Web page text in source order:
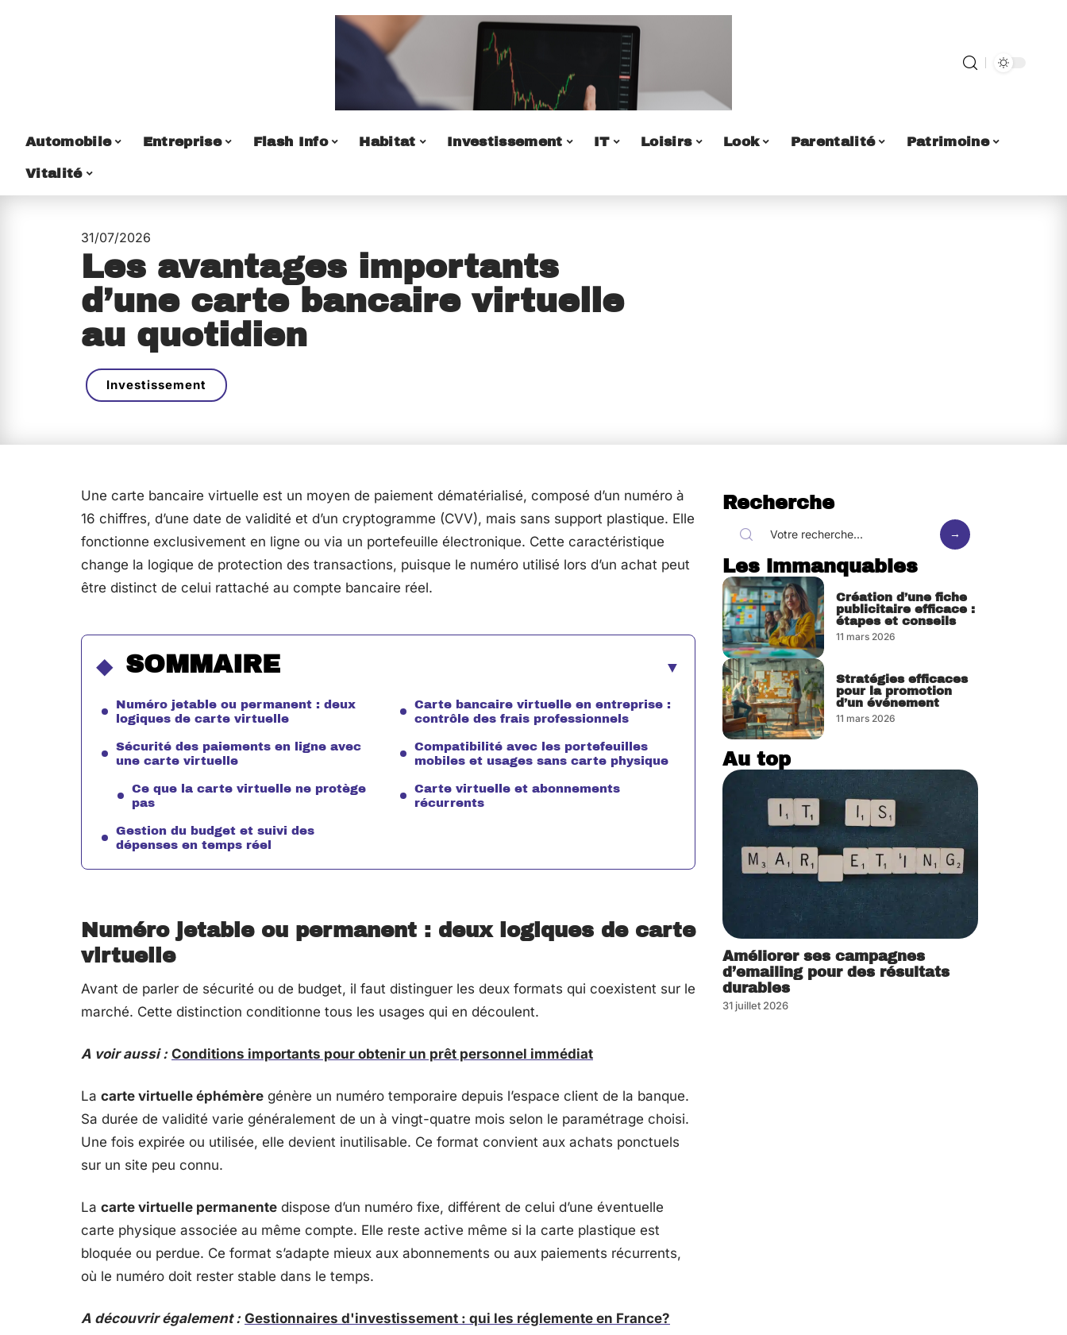
Automobile Entreprise Flash Info Habitat Investissement IT Loisirs Look Parentalité Patrimoine
Vitalité
31/07/2026
Les avantages importants
d’une carte bancaire virtuelle
au quotidien
Investissement
Une carte bancaire virtuelle est un moyen de paiement dématérialisé, composé d’un numéro à
16 chiffres, d’une date de validité et d’un cryptogramme (CVV), mais sans support plastique. Elle
fonctionne exclusivement en ligne ou via un portefeuille électronique. Cette caractéristique
change la logique de protection des transactions, puisque le numéro utilisé lors d’un achat peut
être distinct de celui rattaché au compte bancaire réel.
SOMMAIRE
Numéro jetable ou permanent : deux
logiques de carte virtuelle
Sécurité des paiements en ligne avec
une carte virtuelle
Ce que la carte virtuelle ne protège
pas
Gestion du budget et suivi des
dépenses en temps réel
Carte bancaire virtuelle en entreprise :
contrôle des frais professionnels
Compatibilité avec les portefeuilles
mobiles et usages sans carte physique
Carte virtuelle et abonnements
récurrents
Numéro jetable ou permanent : deux logiques de carte
virtuelle
Avant de parler de sécurité ou de budget, il faut distinguer les deux formats qui coexistent sur le
marché. Cette distinction conditionne tous les usages qui en découlent.
A voir aussi : Conditions importants pour obtenir un prêt personnel immédiat
La carte virtuelle éphémère génère un numéro temporaire depuis l’espace client de la banque.
Sa durée de validité varie généralement de un à vingt-quatre mois selon le paramétrage choisi.
Une fois expirée ou utilisée, elle devient inutilisable. Ce format convient aux achats ponctuels
sur un site peu connu.
La carte virtuelle permanente dispose d’un numéro fixe, différent de celui d’une éventuelle
carte physique associée au même compte. Elle reste active même si la carte plastique est
bloquée ou perdue. Ce format s’adapte mieux aux abonnements ou aux paiements récurrents,
où le numéro doit rester stable dans le temps.
A découvrir également : Gestionnaires d'investissement : qui les réglemente en France?
Recherche
Les immanquables
Création d’une fiche
publicitaire efficace :
étapes et conseils
11 mars 2026
Stratégies efficaces
pour la promotion
d’un événement
11 mars 2026
Au top
Améliorer ses campagnes
d’emailing pour des résultats
durables
31 juillet 2026